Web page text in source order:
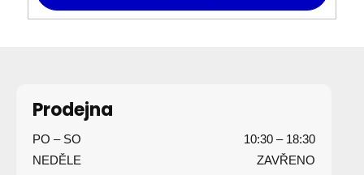
Prodejna
PO – SO
10:30 – 18:30
NEDĚLE
ZAVŘENO